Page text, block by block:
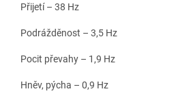
Přijetí – 38 Hz
Podrážděnost – 3,5 Hz
Pocit převahy – 1,9 Hz
Hněv, pýcha – 0,9 Hz